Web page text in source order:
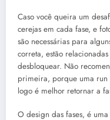
Caso você queira um
cerejas em cada fase, e
são necessárias para
correta, estão
desbloquear. Não
primeira, porque uma
logo é melhor retornar a
O design das fases, é